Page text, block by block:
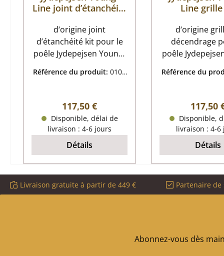
Line joint d’étanchéité
d‘origine joint
d’étanchéité kit pour le
poêle Jydepejsen Young-
recommandons d'utiliser
de ce sceau ! ensemble
de 2 pièces Jydepejsen
Young-Line joint
d’étanchéité données
tresse Diamètre 14 mm
Longueur 3 m joint
d’étanchéité vitre joint
plat Dimensions 20 x 3
Référence du produit:0102
Prix régulier :
117,50 €
Disponible, délai de
livraison : 4-6 jours
Détails
Line
d‘origine
décendrage
poêle
Line grille de
foyer, grille
(lo) 10 mm
mm matériau
Référence du
Prix
117,50
Disponible,
livraison : 4-6
Détails
Livraison gratuite à partir de 449 € Partenaire
Abonnez-vous dès